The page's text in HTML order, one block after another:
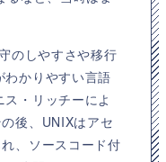
のしやすさや移行
かりやすい言語
・リッチーによ
後、UNIXはアセ
、ソースコード付